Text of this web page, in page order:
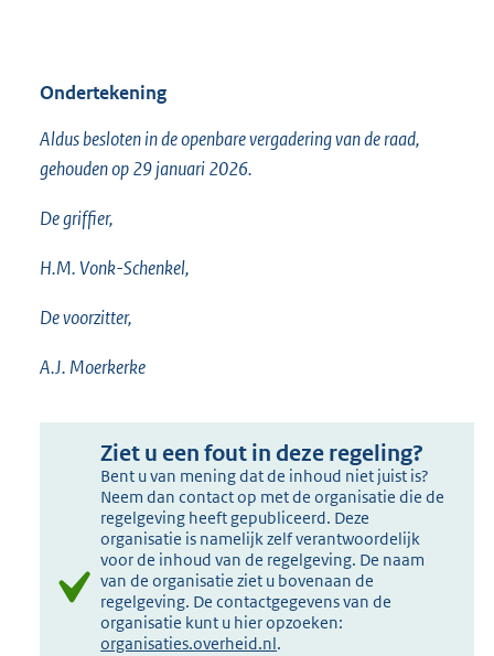
Ondertekening
Aldus besloten in de openbare vergadering van de raad,
gehouden op 29 januari 2026.
De griffier,
H.M. Vonk-Schenkel,
De voorzitter,
A.J. Moerkerke
Ziet u een fout in deze regeling?
Bent u van mening dat de inhoud niet juist is?
Neem dan contact op met de organisatie die de
regelgeving heeft gepubliceerd. Deze
organisatie is namelijk zelf verantwoordelijk
voor de inhoud van de regelgeving. De naam
van de organisatie ziet u bovenaan de
regelgeving. De contactgegevens van de
organisatie kunt u hier opzoeken:
organisaties.overheid.nl.